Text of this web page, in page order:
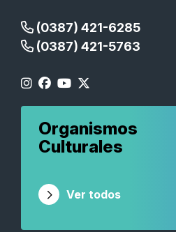
(0387) 421-6285
(0387) 421-5763
Organismos
Culturales
Ver todos